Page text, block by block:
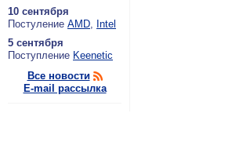
10 сентября
По­сту­ле­ние AMD, Intel
5 сентября
По­ступ­ле­ние Keenetic
Все новости
E-mail рассылка